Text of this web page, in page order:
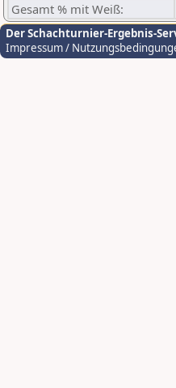
Gesamt % mit Weiß:
Der Schachturnier-Ergebnis-
Impressum /